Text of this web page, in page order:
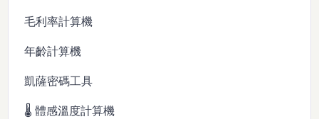
毛利率計算機
年齡計算機
凱薩密碼工具
🌡️ 體感溫度計算機